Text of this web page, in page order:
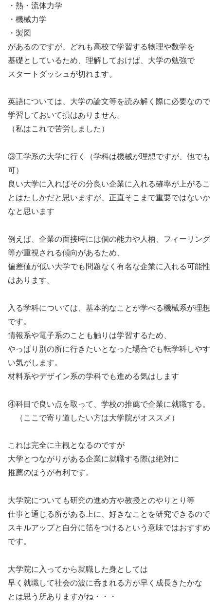
・熱・流体力学
・機械力学
・製図
があるのですが、どれも高校で学習する物理や数学を
基礎としているため、理解しておけば、大学の勉強で
スタートダッシュが切れます。
英語については、大学の論文等を読み解く際に必要なので
学習しておいて損はありません。
（私はこれで苦労しました）
③工学系の大学に行く（学科は機械が理想ですが、他でも
可）
良い大学に入ればその分良い企業に入れる確率が上がるこ
とはたしかだと思いますが、正直そこまで重要ではないか
なと思います
例えば、企業の面接時には個の能力や人柄、フィーリング
等が重視される傾向があるため、
偏差値が低い大学でも問題なく有名な企業に入れる可能性
はあります。
入る学科については、基本的なことが学べる機械系が理想
です。
情報系や電子系のことも触りは学習するため、
やっぱり別の所に行きたいとなった場合でも転学科しやす
い気がします。
材料系やデザイン系の学科でも進める気はします
④科目で良い点を取って、学校の推薦で企業に就職する。
（ここで寄り道したい方は大学院がオススメ）
これは完全に主観となるのですが
大学とつながりがある企業に就職する際は絶対に
推薦のほうが有利です。
大学院についても研究の進め方や教授とのやりとり等
仕事と通じる所がある上に、好きなことを研究できるので
スキルアップと自分に箔をつけるという意味ではおすすめ
です。
大学院に入ってから就職した身としては
早く就職して社会の波に呑まれる方が早く成長きたかな
とは思う所ありますがね・・・